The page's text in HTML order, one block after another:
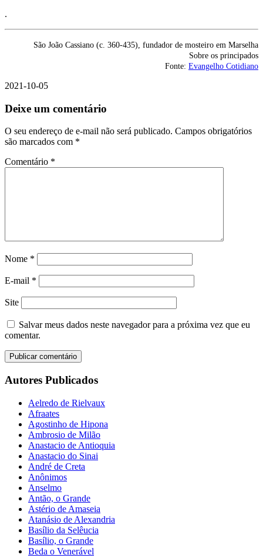
.
São João Cassiano (c. 360-435), fundador de mosteiro em Marselha
Sobre os principados
Fonte: Evangelho Cotidiano
2021-10-05
Deixe um comentário
O seu endereço de e-mail não será publicado. Campos obrigatórios
são marcados com *
Comentário *
Nome *
E-mail *
Site
Salvar meus dados neste navegador para a próxima vez que eu
comentar.
Autores Publicados
Aelredo de Rielvaux
Afraates
Agostinho de Hipona
Ambrosio de Milão
Anastacio de Antioquia
Anastacio do Sinai
André de Creta
Anônimos
Anselmo
Antão, o Grande
Astério de Amaseia
Atanásio de Alexandria
Basílio da Selêucia
Basílio, o Grande
Beda o Venerável